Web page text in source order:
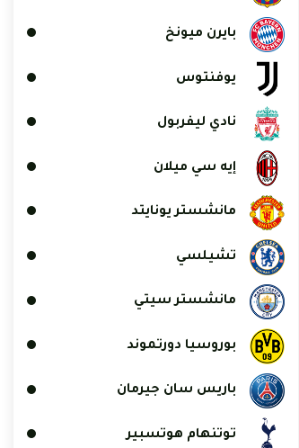
بايرن ميونخ
يوفنتوس
نادي ليفربول
إيه سي ميلان
مانشستر يونايتد
تشيلسي
مانشستر سيتي
بوروسيا دورتموند
باريس سان جيرمان
توتنهام هوتسبير